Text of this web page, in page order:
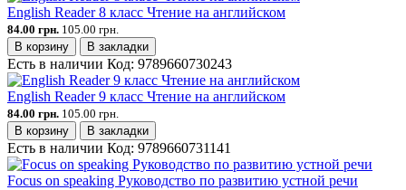
English Reader 8 класс Чтение на английском
84.00 грн. 105.00 грн.
В корзину
В закладки
Есть в наличии Код: 9789660730243
English Reader 9 класс Чтение на английском
84.00 грн. 105.00 грн.
В корзину
В закладки
Есть в наличии Код: 9789660731141
Focus on speaking Руководство по развитию устной речи